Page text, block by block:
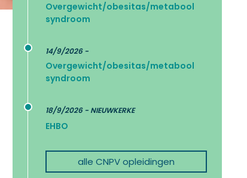
Overgewicht/obesitas/metabool
syndroom
14/9/2026 -
Overgewicht/obesitas/metabool
syndroom
18/9/2026 - NIEUWKERKE
EHBO
alle CNPV opleidingen